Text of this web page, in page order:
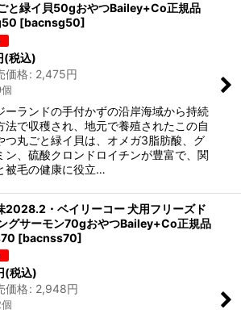
と緑イ貝50gおやつBailey+Co正規品
[bacnsg50]
(税込)
価格: 2,475円
ーランドの手付かずの沿岸海域から持続
法で収穫され、地元で養殖されたこの自
つ丸ごと緑イ貝は、オメガ3脂肪酸、グ
ン、硫酸クロンドロイチンが豊富で、関
被毛の健康に役立…
2028.2・ベイリーコー 犬用フリーズド
グサーモン70gおやつBailey+Co正規品
[bacnss70]
(税込)
価格: 2,948円